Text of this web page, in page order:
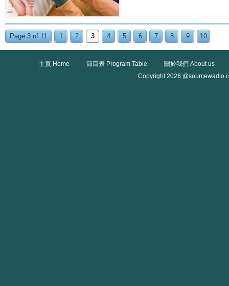
Page 3 of 11 1 2 3 4 5 6 7 8 9 10
主頁 Home 節目表 Program Table
關於我們 About us
Copyright 2026